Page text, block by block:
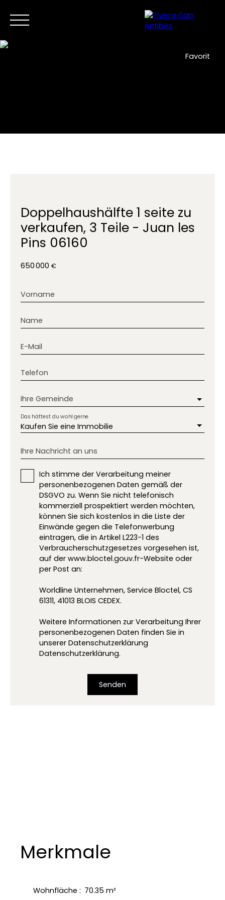
Favorit
Doppelhaushälfte 1 seite zu
verkaufen, 3 Teile - Juan les
Pins 06160
650 000 €
Vorname
Name
E-Mail
Telefon
Ihre Gemeinde
Kaufen Sie eine Immobilie
Das hättest du wohl gerne
Ihre Nachricht an uns
Ich stimme der Verarbeitung meiner
personenbezogenen Daten gemäß der
DSGVO zu. Wenn Sie nicht telefonisch
kommerziell prospektiert werden möchten,
können Sie sich kostenlos in die Liste der
Einwände gegen die Telefonwerbung
eintragen, die in Artikel L223-1 des
Verbraucherschutzgesetzes vorgesehen ist,
auf der www.bloctel.gouv.fr-Website oder
per Post an:
Worldline Unternehmen, Service Bloctel, CS
61311, 41013 BLOIS CEDEX.
Weitere Informationen zur Verarbeitung Ihrer
personenbezogenen Daten finden Sie in
unserer Datenschutzerklärung
Datenschutzerklärung.
Senden
Merkmale
Wohnfläche : 70.35 m²